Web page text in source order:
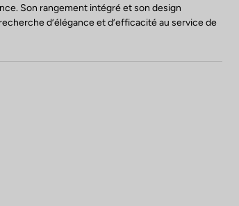
Son rangement intégré et son design
d’élégance et d’efficacité au service de